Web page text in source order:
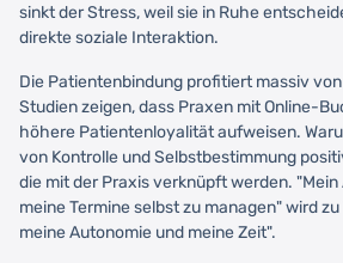
sinkt der Stress, weil sie in Ruhe
direkte soziale Interaktion.
Die Patientenbindung profitiert massiv
Studien zeigen, dass Praxen mit Online-
höhere Patientenloyalität aufweisen.
von Kontrolle und Selbstbestimmung
die mit der Praxis verknüpft werden.
meine Termine selbst zu managen" wird
meine Autonomie und meine Zeit".